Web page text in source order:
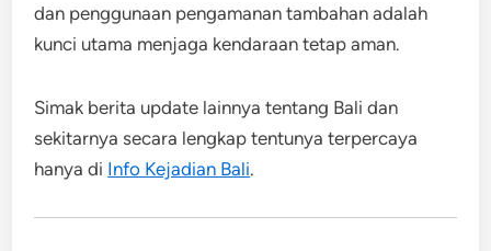
dan penggunaan pengamanan tambahan adalah
kunci utama menjaga kendaraan tetap aman.
Simak berita update lainnya tentang Bali dan
sekitarnya secara lengkap tentunya terpercaya
hanya di Info Kejadian Bali.